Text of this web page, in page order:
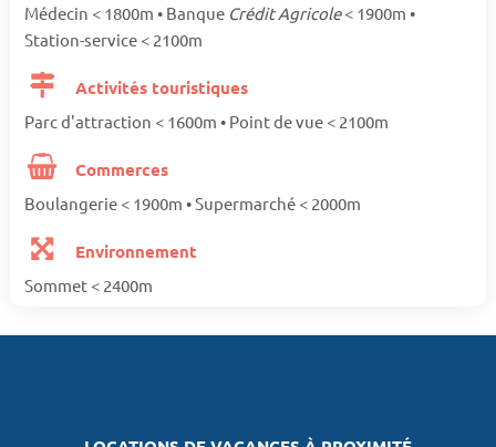
Médecin < 1800m • Banque Crédit Agricole< 1900m •
Station-service < 2100m
Activités touristiques
Parc d'attraction < 1600m • Point de vue < 2100m
Commerces
Boulangerie < 1900m • Supermarché < 2000m
Environnement
Sommet < 2400m